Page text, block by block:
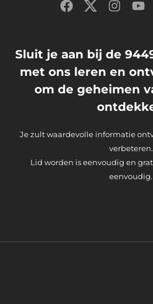
Sluit je aan bij de
met ons leren en
om de geheimen
Je zult waardevolle informatie
verbeteren.
Lid worden is eenvoudig en
eenvoudig.